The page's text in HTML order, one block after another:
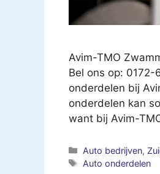
Avim-TMO
Bel ons op:
onderdelen bij
onderdelen kan
want bij Avim-
Categorieën
Auto bedrijven,
Tags
Auto onderdelen